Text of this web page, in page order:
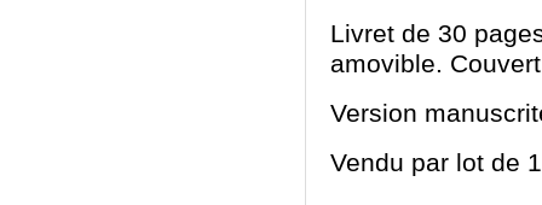
Livret de 30
amovible.
Version
Vendu par lot de